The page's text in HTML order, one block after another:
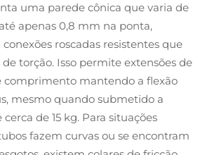
uma parede cônica que varia de
apenas 0,8 mm na ponta,
roscadas resistentes que
torção. Isso permite extensões de
comprimento mantendo a flexão
mesmo quando submetido a
de 15 kg. Para situações
fazem curvas ou se encontram